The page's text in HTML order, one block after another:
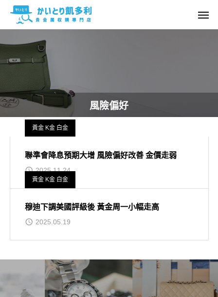
風險偏好
黃金 K金 白金
聯準會降息預期大增 風險偏好改善 金價走弱
2025.11.24
黃金 K金 白金
穆迪下調美國評級後 黃金周一小幅走高
2025.05.19